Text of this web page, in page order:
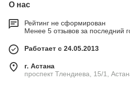
О нас
Рейтинг не сформирован
Менее 5 отзывов за последний
Работает с 24.05.2013
г. Астана
проспект Тлендиева, 15/1,